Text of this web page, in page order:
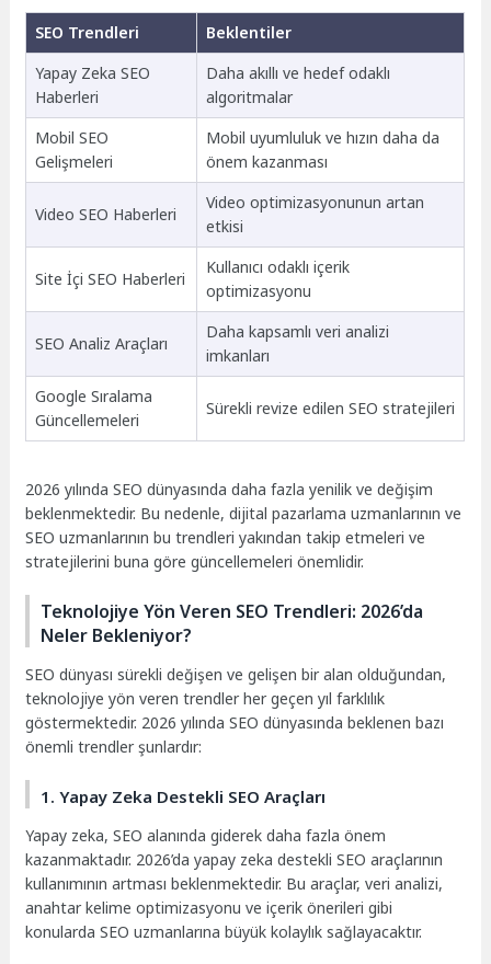
SEO Trendleri
Beklentiler
Yapay Zeka SEO
Haberleri
Daha akıllı ve hedef odaklı
algoritmalar
Mobil SEO
Gelişmeleri
Mobil uyumluluk ve hızın daha da
önem kazanması
Video SEO Haberleri
Video optimizasyonunun artan
etkisi
Site İçi SEO Haberleri
Kullanıcı odaklı içerik
optimizasyonu
SEO Analiz Araçları
Daha kapsamlı veri analizi
imkanları
Google Sıralama
Güncellemeleri
Sürekli revize edilen SEO stratejileri
2026 yılında SEO dünyasında daha fazla yenilik ve değişim
beklenmektedir. Bu nedenle, dijital pazarlama uzmanlarının ve
SEO uzmanlarının bu trendleri yakından takip etmeleri ve
stratejilerini buna göre güncellemeleri önemlidir.
Teknolojiye Yön Veren SEO Trendleri: 2026’da
Neler Bekleniyor?
SEO dünyası sürekli değişen ve gelişen bir alan olduğundan,
teknolojiye yön veren trendler her geçen yıl farklılık
göstermektedir. 2026 yılında SEO dünyasında beklenen bazı
önemli trendler şunlardır:
1. Yapay Zeka Destekli SEO Araçları
Yapay zeka, SEO alanında giderek daha fazla önem
kazanmaktadır. 2026’da yapay zeka destekli SEO araçlarının
kullanımının artması beklenmektedir. Bu araçlar, veri analizi,
anahtar kelime optimizasyonu ve içerik önerileri gibi
konularda SEO uzmanlarına büyük kolaylık sağlayacaktır.